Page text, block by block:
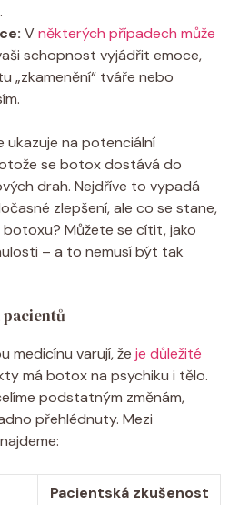
Vněkterých případech může
schopnost vyjádřit emoce,
„zkamenění“ tváře nebo
ukazuje na potenciální
se botox dostává do
drah. Nejdříve to vypadá
zlepšení, ale co se stane,
Můžete se cítit, jako
– a to nemusí být tak
medicínu varují, že je důležité
má botox na psychiku i tělo.
podstatným změnám,
přehlédnuty. Mezi
Pacientská zkušenost